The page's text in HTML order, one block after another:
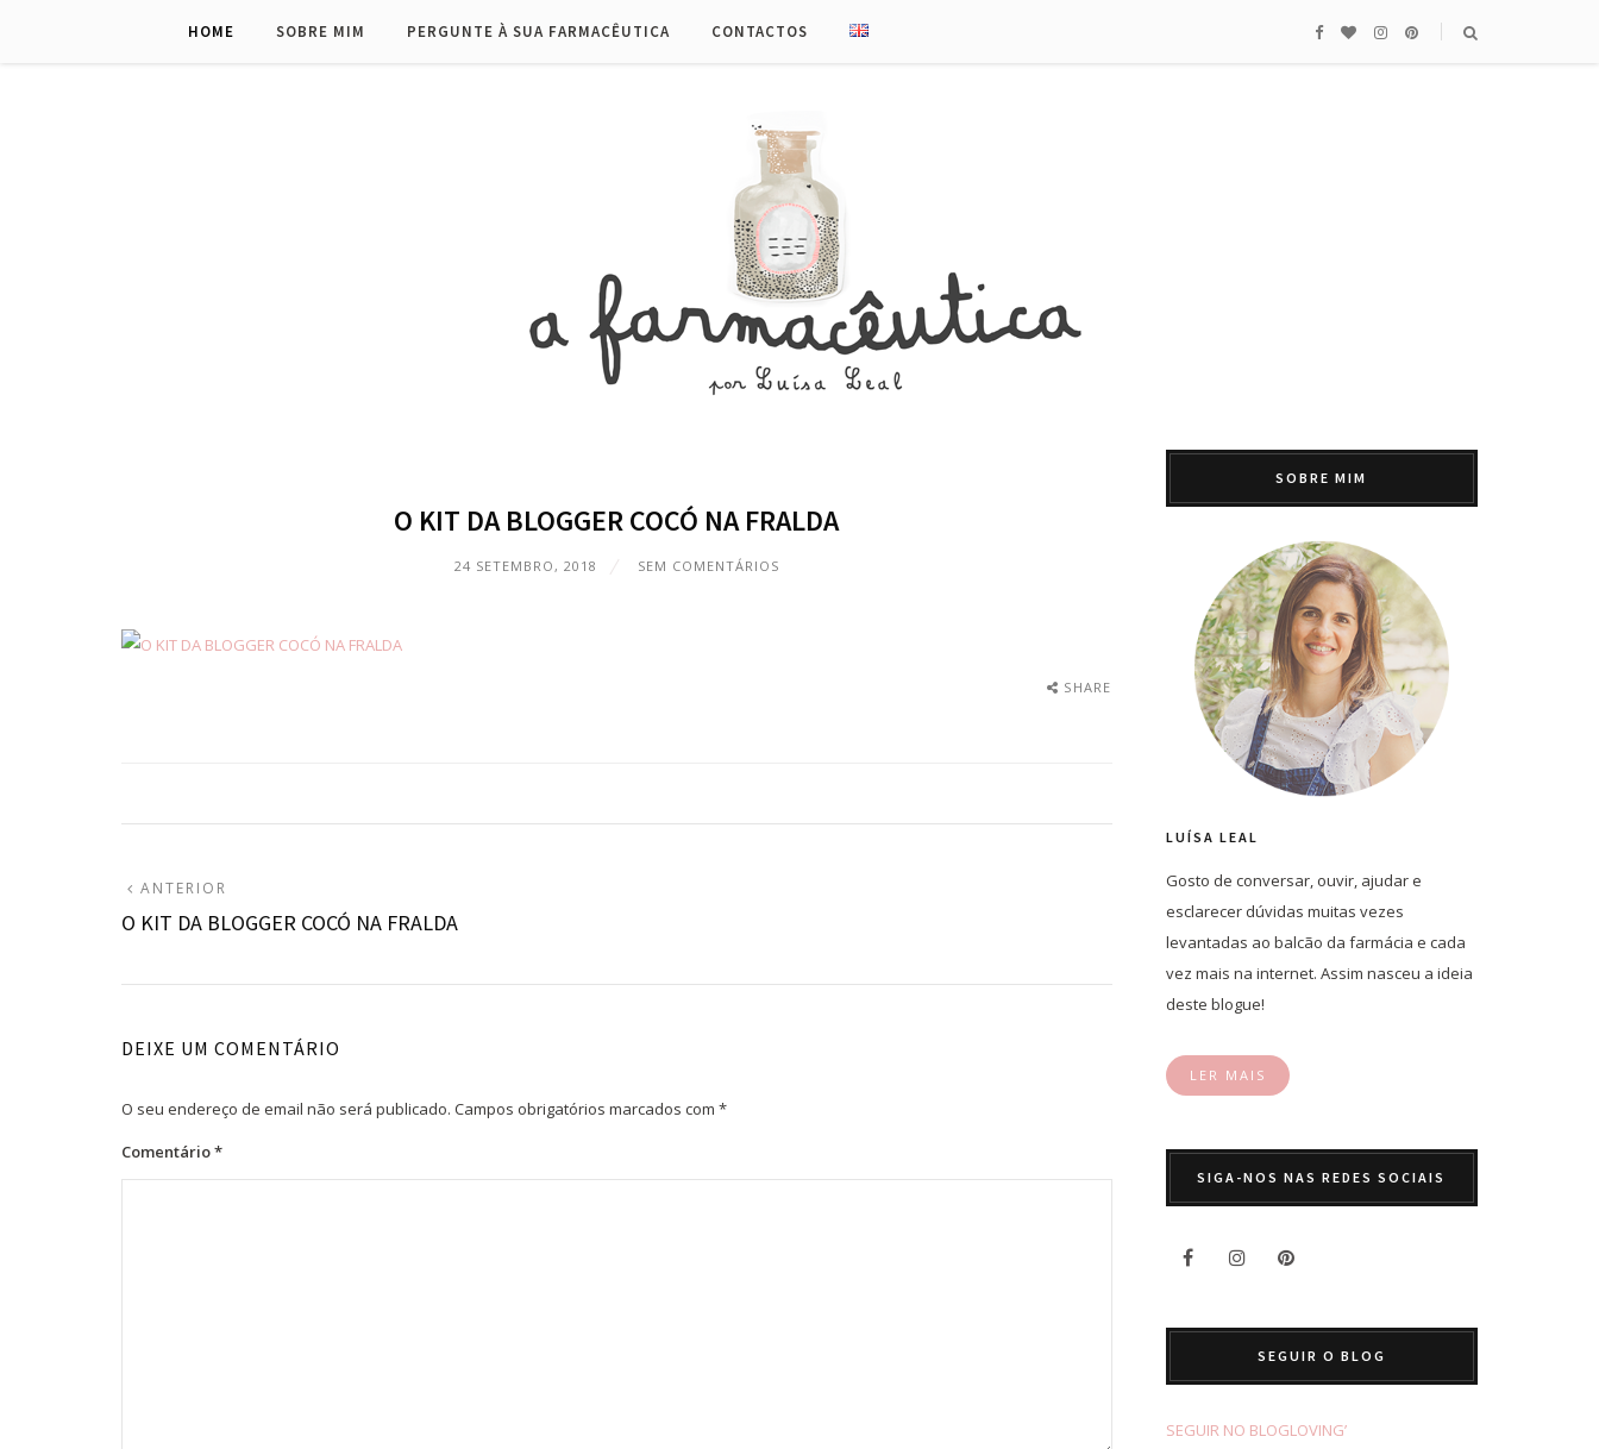
HOME SOBRE MIM PERGUNTE À SUA FARMACÊUTICA CONTACTOS
O KIT DA BLOGGER COCÓ NA FRALDA
24 SETEMBRO, 2018 SEM COMENTÁRIOS
SHARE
Navegação
de
artigos
ANTERIOR
ANTERIOR:
O KIT DA BLOGGER COCÓ NA FRALDA
DEIXE UM COMENTÁRIO
O seu endereço de email não será publicado. Campos obrigatórios marcados com *
Comentário*
SOBRE MIM
LUÍSA LEAL
Gosto de conversar, ouvir, ajudar e
esclarecer dúvidas muitas vezes
levantadas ao balcão da farmácia e cada
vez mais na internet. Assim nasceu a ideia
deste blogue!
LER MAIS
SIGA-NOS NAS REDES SOCIAIS
SEGUIR O BLOG
SEGUIR NO BLOGLOVING’